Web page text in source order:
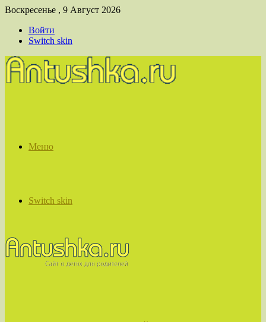
Воскресенье , 9 Август 2026
Войти
Switch skin
Меню
Switch skin